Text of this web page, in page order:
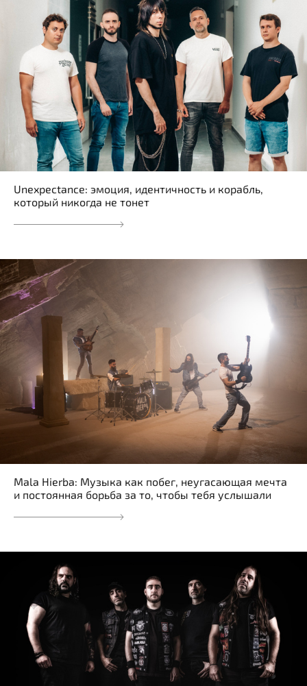
Unexpectance: эмоция, идентичность и корабль,
который никогда не тонет
Mala Hierba: Музыка как побег, неугасающая мечта
и постоянная борьба за то, чтобы тебя услышали